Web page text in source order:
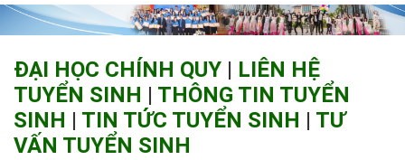
ĐẠI HỌC CHÍNH QUY | LIÊN HỆ
TUYỂN SINH | THÔNG TIN TUYỂN
SINH | TIN TỨC TUYỂN SINH | TƯ
VẤN TUYỂN SINH